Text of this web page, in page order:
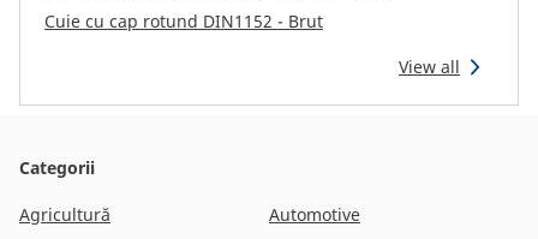
Cuie cu cap rotund DIN1152 - Brut
View all
Categorii
Agricultură
Automotive